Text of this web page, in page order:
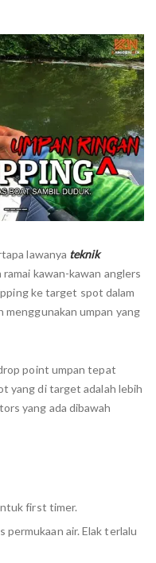
lawanya teknik
kawan-kawan anglers
ke target spot dalam
menggunakan umpan yang
point umpan tepat
yang di target adalah lebih
yang ada dibawah
first timer.
permukaan air. Elak terlalu